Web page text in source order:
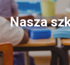
Nasza